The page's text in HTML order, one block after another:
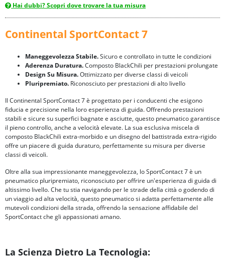
Hai dubbi? Scopri dove trovare la tua misura
Continental SportContact 7
Maneggevolezza Stabile.Sicuro e controllato in tutte le condizioni
Aderenza Duratura.Composto BlackChili per prestazioni prolungate
Design Su Misura.Ottimizzato per diverse classi di veicoli
Pluripremiato. Riconosciuto per prestazioni di alto livello
Il Continental SportContact 7 è progettato per i conducenti che esigono
fiducia e precisione nella loro esperienza di guida. Offrendo prestazioni
stabili e sicure su superfici bagnate e asciutte, questo pneumatico garantisce
il pieno controllo, anche a velocità elevate. La sua esclusiva miscela di
composto BlackChili extra-morbido e un disegno del battistrada extra-rigido
offre un piacere di guida duraturo, perfettamente su misura per diverse
classi di veicoli.
Oltre alla sua impressionante maneggevolezza, lo SportContact 7 è un
pneumatico pluripremiato, riconosciuto per offrire un'esperienza di guida di
altissimo livello. Che tu stia navigando per le strade della città o godendo di
un viaggio ad alta velocità, questo pneumatico si adatta perfettamente alle
mutevoli condizioni della strada, offrendo la sensazione affidabile del
SportContact che gli appassionati amano.
La Scienza Dietro La Tecnologia: